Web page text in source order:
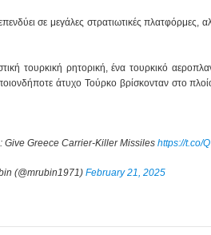
σε μεγάλες στρατιωτικές
τουρκική ρητορική, ένα τουρκικό
άτυχο Τούρκο βρίσκονταν στο
Give Greece Carrier-Killer Missiles https://t.co/
(@mrubin1971) February 21, 2025